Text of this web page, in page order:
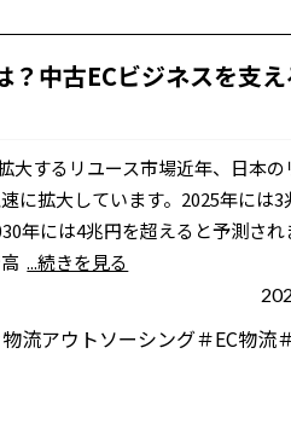
？中古ECビジネスを支
大するリユース市場近年、日本
に拡大しています。2025年には3
年には4兆円を超えると予測さ
高...続きを見る
流アウトソーシング＃EC物流